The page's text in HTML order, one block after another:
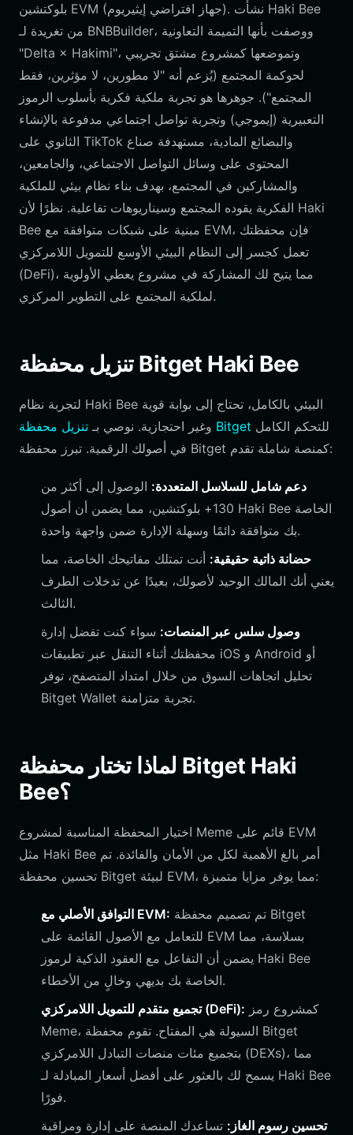
بلوكتشين EVM (جهاز افتراضي إيثيريوم). نشأت Haki Bee
من تغريدة لـ BNBBuilder، ووصفت بأنها التميمة التعاونية
"Delta × Hakimi"، وتموضعها كمشروع مشتق تجريبي
لحوكمة المجتمع (يُزعم أنه "لا مطورين، لا مؤثرين، فقط
المجتمع"). جوهرها هو تجربة ملكية فكرية بأسلوب الرموز
التعبيرية (إيموجي) وتجربة تواصل اجتماعي مدفوعة بالإنشاء
الثانوي على TikTok والبضائع المادية، مستهدفة صناع
المحتوى على وسائل التواصل الاجتماعي، والجامعين،
والمشاركين في المجتمع، بهدف بناء نظام بيئي للملكية
الفكرية يقوده المجتمع وسيناريوهات تفاعلية. نظرًا لأن Haki
Bee مبنية على شبكات متوافقة مع EVM، فإن محفظتك
تعمل كجسر إلى النظام البيئي الأوسع للتمويل اللامركزي
(DeFi)، مما يتيح لك المشاركة في مشروع يعطي الأولوية
لملكية المجتمع على التطوير المركزي.
تنزيل محفظة Bitget Haki Bee
لتجربة نظام Haki Bee البيئي بالكامل، تحتاج إلى بوابة قوية
وغير احتجازية. نوصي بـ تنزيل محفظة Bitget
في أصولك الرقمية. تبرز محفظة Bitget كمنصة شاملة تقدم:
دعم شامل للسلاسل المتعددة: الوصول إلى أكثر من
130+ بلوكتشين، مما يضمن أن أصول Haki Bee الخاصة
بك متوافقة دائمًا وسهلة الإدارة ضمن واجهة واحدة.
حضانة ذاتية حقيقية: أنت تمتلك مفاتيحك الخاصة، مما
يعني أنك المالك الوحيد لأصولك، بعيدًا عن تدخلات الطرف
الثالث.
وصول سلس عبر المنصات: سواء كنت تفضل إدارة
محفظتك أثناء التنقل عبر تطبيقات iOS و Android أو
تحليل اتجاهات السوق من خلال امتداد المتصفح، توفر
Bitget Wallet تجربة متزامنة.
لماذا تختار محفظة Bitget Haki
Bee؟
اختيار المحفظة المناسبة لمشروع Meme قائم على EVM
مثل Haki Bee أمر بالغ الأهمية لكل من الأمان والفائدة. تم
تحسين محفظة Bitget لبيئة EVM، مما يوفر مزايا متميزة:
التوافق الأصلي مع EVM:
للتعامل مع الأصول القائمة على EVM بسلاسة، مما
يضمن أن التفاعل مع العقود الذكية لرموز Haki Bee
الخاصة بك بديهي وخالٍ من الأخطاء.
تجميع متقدم للتمويل اللامركزي (DeFi):
Meme، السيولة هي المفتاح. تقوم محفظة Bitget
بتجميع مئات منصات التبادل اللامركزي (DEXs)، مما
يسمح لك بالعثور على أفضل أسعار المبادلة لـ Haki Bee
فورًا.
تحسين رسوم الغاز: تساعدك المنصة على إدارة ومراقبة